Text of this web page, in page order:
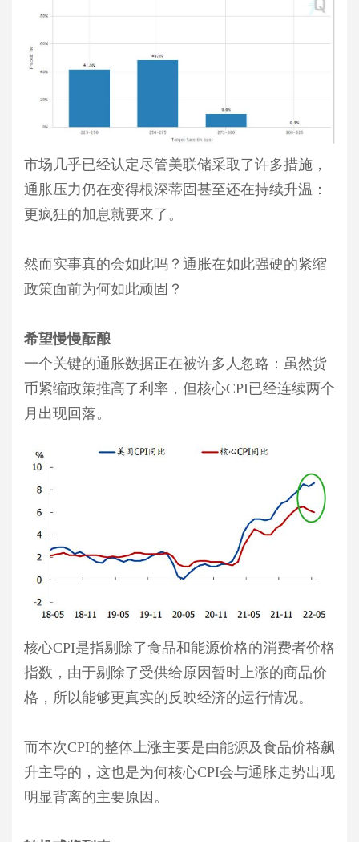
市场几乎已经认定尽管美联储采取了许多措施，
通胀压力仍在变得根深蒂固甚至还在持续升温：
更疯狂的加息就要来了。
然而实事真的会如此吗？通胀在如此强硬的紧缩
政策面前为何如此顽固？
希望慢慢酝酿
一个关键的通胀数据正在被许多人忽略：虽然货
币紧缩政策推高了利率，但核心CPI已经连续两个
月出现回落。
核心CPI是指剔除了食品和能源价格的消费者价格
指数，由于剔除了受供给原因暂时上涨的商品价
格，所以能够更真实的反映经济的运行情况。
而本次CPI的整体上涨主要是由能源及食品价格飙
升主导的，这也是为何核心CPI会与通胀走势出现
明显背离的主要原因。